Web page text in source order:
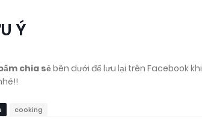
Ý
chia sẻbên dưới để lưu lại trên Facebook
cooking